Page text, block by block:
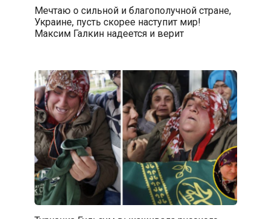
Мечтаю о сильной и благополучной стране,
Украине, пусть скорее наступит мир!
Максим Галкин надеется и верит